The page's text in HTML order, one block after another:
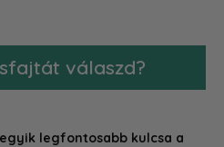
válaszd?
legfontosabb kulcsa a